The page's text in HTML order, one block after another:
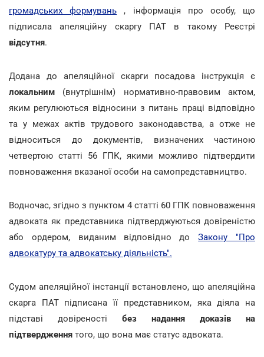
громадських формувань , інформація про особу, що
підписала апеляційну скаргу ПАТ в такому Реєстрі
відсутня.
Додана до апеляційної скарги посадова інструкція є
локальним (внутрішнім) нормативно-правовим актом,
яким регулюються відносини з питань праці відповідно
та у межах актів трудового законодавства, а отже не
відноситься до документів, визначених частиною
четвертою статті 56 ГПК, якими можливо підтвердити
повноваження вказаної особи на самопредставництво.
Водночас, згідно з пунктом 4 статті 60 ГПК повноваження
адвоката як представника підтверджуються довіреністю
або ордером, виданим відповідно доЗакону "Про
адвокатуру та адвокатську діяльність".
Судом апеляційної інстанції встановлено, що апеляційна
скарга ПАТ підписана її представником, яка діяла на
підставі довіреності без надання доказів на
підтвердження того, що вона має статус адвоката.